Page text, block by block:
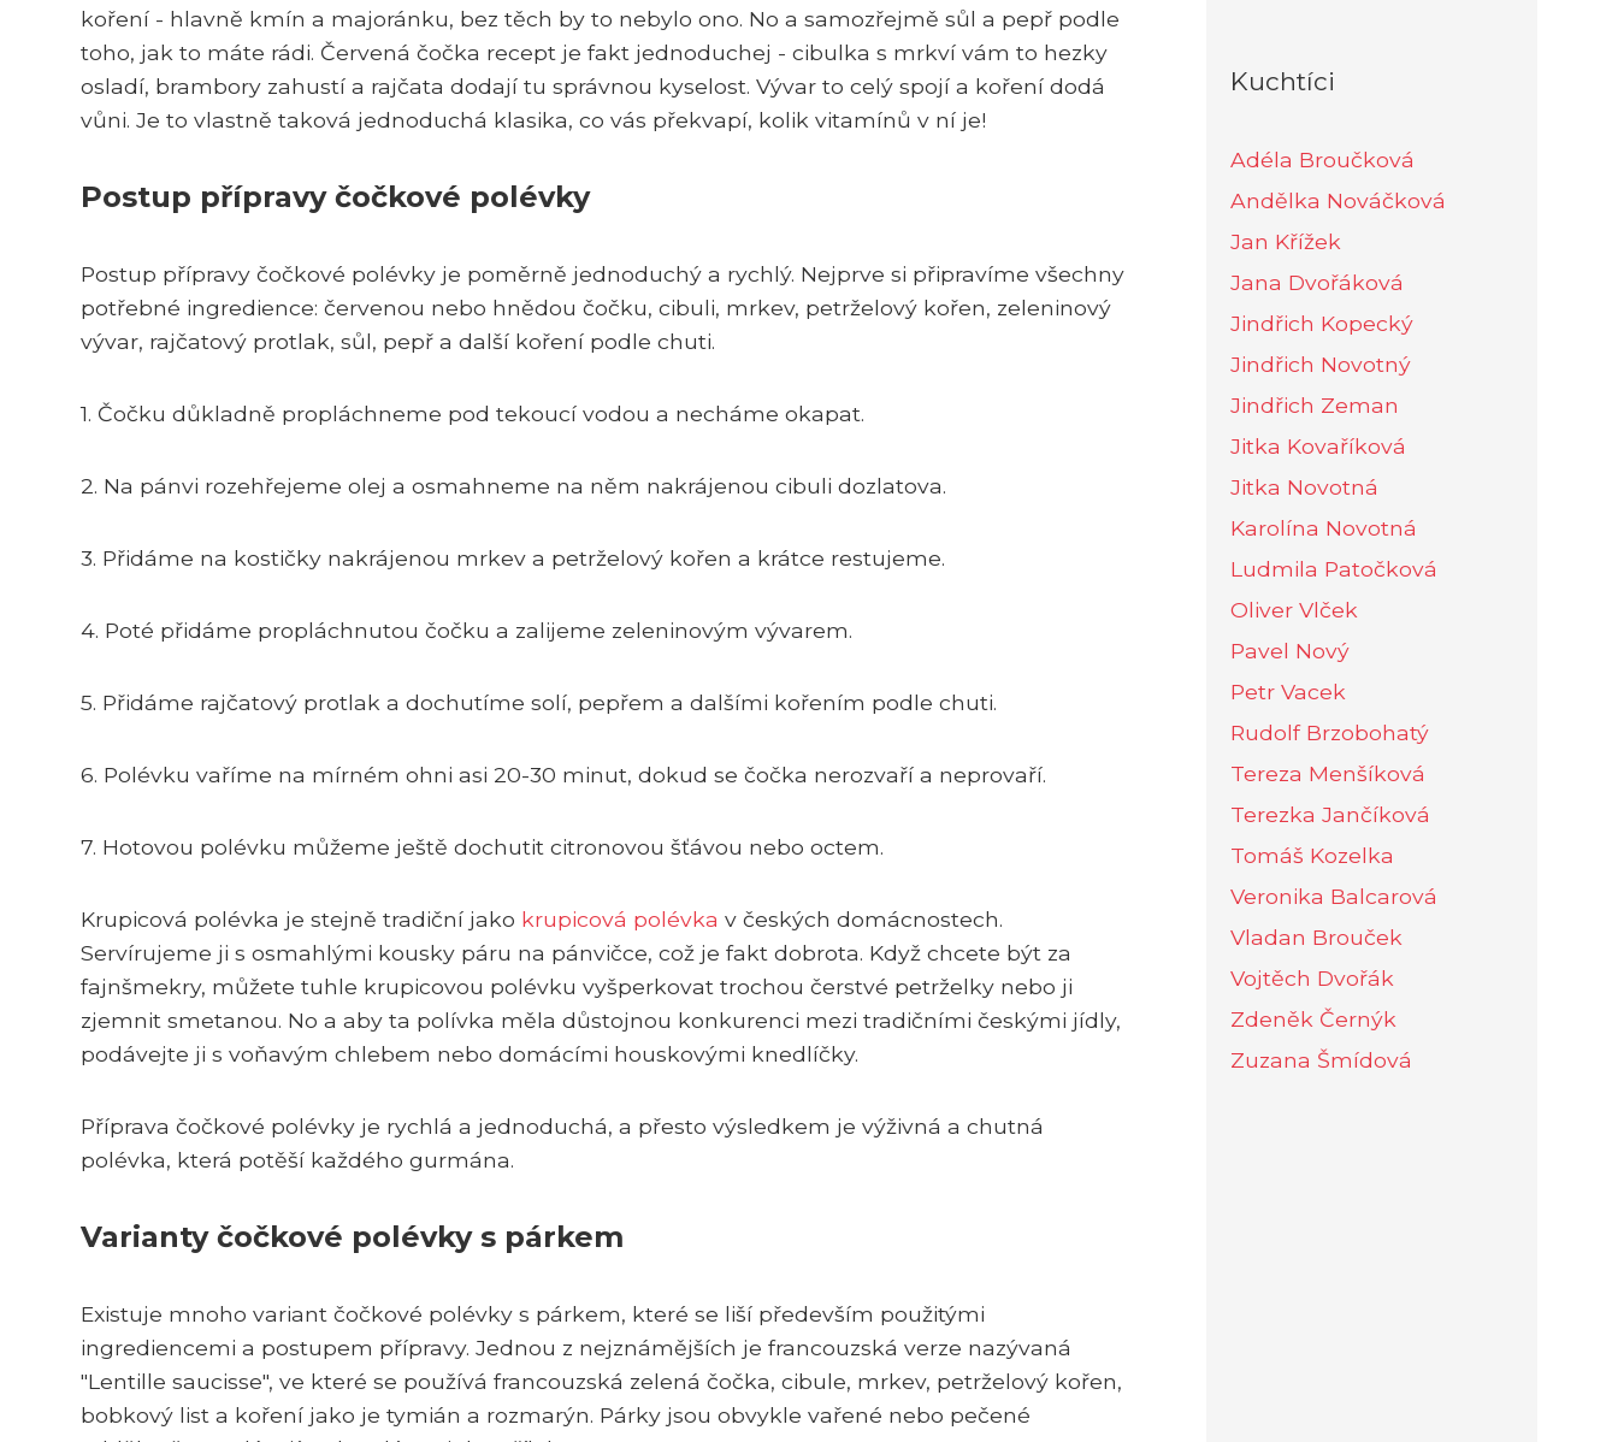
koření - hlavně kmín a majoránku, bez těch by to nebylo ono. No a samozřejmě sůl a pepř podle
toho, jak to máte rádi. Červená čočka recept je fakt jednoduchej - cibulka s mrkví vám to hezky
osladí, brambory zahustí a rajčata dodají tu správnou kyselost. Vývar to celý spojí a koření dodá
vůni. Je to vlastně taková jednoduchá klasika, co vás překvapí, kolik vitamínů v ní je!
Postup přípravy čočkové polévky
Postup přípravy čočkové polévky je poměrně jednoduchý a rychlý. Nejprve si připravíme všechny
potřebné ingredience: červenou nebo hnědou čočku, cibuli, mrkev, petrželový kořen, zeleninový
vývar, rajčatový protlak, sůl, pepř a další koření podle chuti.
1. Čočku důkladně propláchneme pod tekoucí vodou a necháme okapat.
2. Na pánvi rozehřejeme olej a osmahneme na něm nakrájenou cibuli dozlatova.
3. Přidáme na kostičky nakrájenou mrkev a petrželový kořen a krátce restujeme.
4. Poté přidáme propláchnutou čočku a zalijeme zeleninovým vývarem.
5. Přidáme rajčatový protlak a dochutíme solí, pepřem a dalšími kořením podle chuti.
6. Polévku vaříme na mírném ohni asi 20-30 minut, dokud se čočka nerozvaří a neprovaří.
7. Hotovou polévku můžeme ještě dochutit citronovou šťávou nebo octem.
Krupicová polévka je stejně tradiční jako krupicová polévka v českých domácnostech.
Servírujeme ji s osmahlými kousky páru na pánvičce, což je fakt dobrota. Když chcete být za
fajnšmekry, můžete tuhle krupicovou polévku vyšperkovat trochou čerstvé petrželky nebo ji
zjemnit smetanou. No a aby ta polívka měla důstojnou konkurenci mezi tradičními českými jídly,
podávejte ji s voňavým chlebem nebo domácími houskovými knedlíčky.
Příprava čočkové polévky je rychlá a jednoduchá, a přesto výsledkem je výživná a chutná
polévka, která potěší každého gurmána.
Varianty čočkové polévky s párkem
Existuje mnoho variant čočkové polévky s párkem, které se liší především použitými
ingrediencemi a postupem přípravy. Jednou z nejznámějších je francouzská verze nazývaná
"Lentille saucisse", ve které se používá francouzská zelená čočka, cibule, mrkev, petrželový kořen,
bobkový list a koření jako je tymián a rozmarýn. Párky jsou obvykle vařené nebo pečené
Kuchtíci
Adéla Broučková
Andělka Nováčková
Jan Křížek
Jana Dvořáková
Jindřich Kopecký
Jindřich Novotný
Jindřich Zeman
Jitka Kovaříková
Jitka Novotná
Karolína Novotná
Ludmila Patočková
Oliver Vlček
Pavel Nový
Petr Vacek
Rudolf Brzobohatý
Tereza Menšíková
Terezka Jančíková
Tomáš Kozelka
Veronika Balcarová
Vladan Brouček
Vojtěch Dvořák
Zdeněk Černýk
Zuzana Šmídová